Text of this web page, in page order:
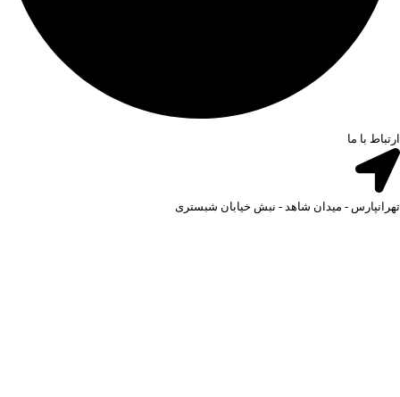
ارتباط با ما
تهرانپارس - میدان شاهد - نبش خیابان شبستری